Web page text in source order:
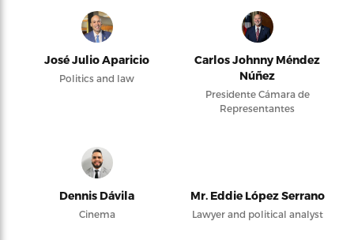
José Julio Aparicio
Politics and law
Carlos Johnny Méndez
Núñez
Presidente Cámara de
Representantes
Dennis Dávila
Cinema
Mr. Eddie López Serrano
Lawyer and political analyst